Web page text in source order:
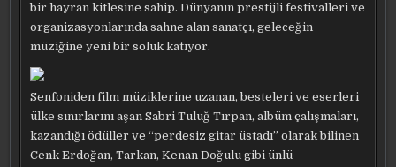
bir hayran kitlesine sahip. Dünyanın prestijli festivalleri ve
organizasyonlarında sahne alan sanatçı, geleceğin
müziğine yeni bir soluk katıyor.
Senfoniden film müziklerine uzanan, besteleri ve eserleri
ülke sınırlarını aşan Sabri Tuluğ Tırpan, albüm çalışmaları,
kazandığı ödüller ve “perdesiz gitar üstadı” olarak bilinen
Cenk Erdoğan, Tarkan, Kenan Doğulu gibi ünlü